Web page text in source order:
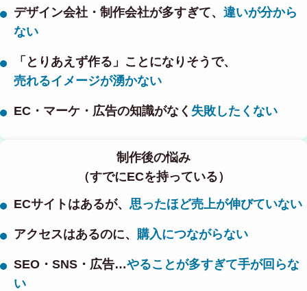
デザイン会社・制作会社が多すぎて、 違いが分から
ない
「とりあえず作る」ことになりそうで、
売れるイメージが湧かない
EC・マーケ・広告の知識がなく 失敗したくない
制作後の悩み
（すでにECを持っている）
ECサイトはあるが、 思ったほど売上が伸びていない
アクセスはあるのに、 購入につながらない
SEO・SNS・広告…やることが多すぎて手が回らな
い